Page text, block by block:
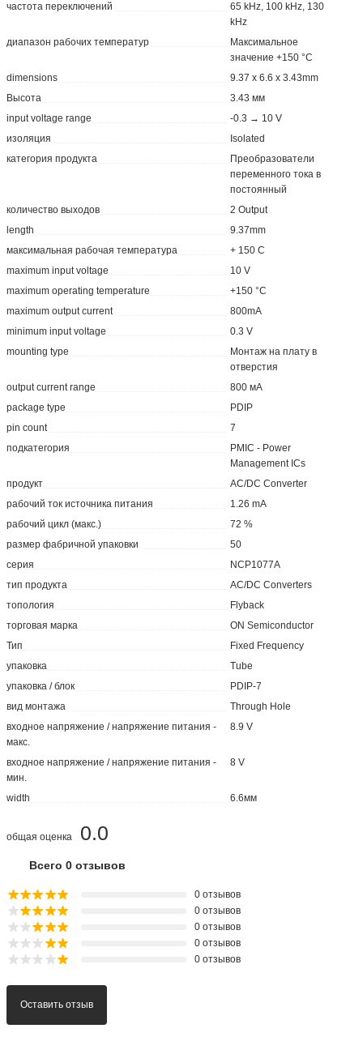
частота переключений
65 kHz, 100 kHz, 130
kHz
диапазон рабочих температур
Максимальное
значение +150 °C
dimensions
9.37 x 6.6 x 3.43mm
Высота
3.43 мм
input voltage range
-0.3 → 10 V
изоляция
Isolated
категория продукта
Преобразователи
переменного тока в
постоянный
количество выходов
2 Output
length
9.37mm
максимальная рабочая температура
+ 150 C
maximum input voltage
10 V
maximum operating temperature
+150 °C
maximum output current
800mA
minimum input voltage
0.3 V
mounting type
Монтаж на плату в
отверстия
output current range
800 мА
package type
PDIP
pin count
7
подкатегория
PMIC - Power
Management ICs
продукт
AC/DC Converter
рабочий ток источника питания
1.26 mA
рабочий цикл (макс.)
72 %
размер фабричной упаковки
50
серия
NCP1077A
тип продукта
AC/DC Converters
топология
Flyback
торговая марка
ON Semiconductor
Тип
Fixed Frequency
упаковка
Tube
упаковка / блок
PDIP-7
вид монтажа
Through Hole
входное напряжение / напряжение питания -
макс.
8.9 V
входное напряжение / напряжение питания -
мин.
8 V
width 6.6мм
0.0
общая оценка
Всего 0 отзывов
0 отзывов
0 отзывов
0 отзывов
0 отзывов
0 отзывов
Оставить отзыв